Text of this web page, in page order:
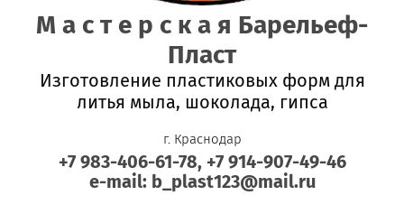
М а с т е р с к а я Барельеф-
Пласт
Изготовление пластиковых форм для
литья мыла, шоколада, гипса
г. Краснодар
+7 983-406-61-78, +7 914-907-49-46
e-mail: b_plast123@mail.ru